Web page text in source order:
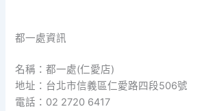
都一處資訊
名稱：都一處(仁愛店)
地址：台北市信義區仁愛路四段506號
電話：02 2720 6417